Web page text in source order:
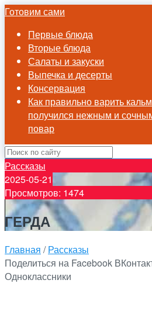
Готовим сами
Первые блюда
Вторые блюда
Салаты и закуски
Выпечка и десерты
Консервация
Как правильно варить
получился нежным и
повар
Рассказы
2025-05-21
Просмотров: 1474
ГЕРДА
Главная /Рассказы
Поделиться на Facebook
Одноклассники